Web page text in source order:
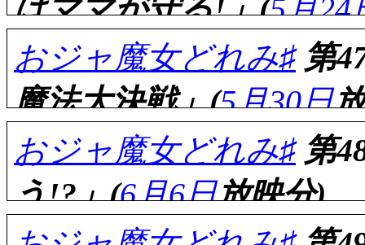
はママが守る!」(5月24
評価……☆☆☆☆(前回比
能天気少女がたまに
泣かせた奴がダメダメ
検診(納得の課題でし
おジャ魔女どれみ♯第
魔法大決戦」(5月30日
評価……☆☆☆(前回比:
おジャ魔女どれみ♯第
う!?」(6月6日放映分)